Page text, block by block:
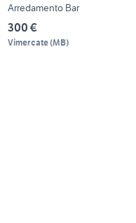
Arredamento Bar
300 €
Vimercate(MB)